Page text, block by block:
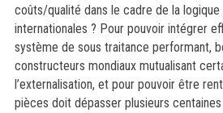
coûts/qualité dans le cadre de la logique
internationales ? Pour pouvoir intégrer
système de sous traitance performant,
constructeurs mondiaux mutualisant
l’externalisation, et pour pouvoir être
pièces doit dépasser plusieurs centaines